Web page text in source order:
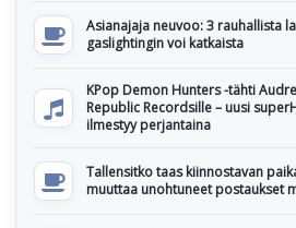
Asianajaja neuvoo: 3 rauhallista
gaslightingin voi katkaista
KPop Demon Hunters -tähti
Republic Recordsille – uusi
ilmestyy perjantaina
Tallensitko taas kiinnostavan
muuttaa unohtuneet postaukset